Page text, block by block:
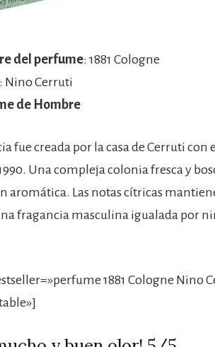
del perfume: 1881 Cologne
: Nino Cerruti
de Hombre
fue creada por la casa de Cerruti
Una compleja colonia fresca y
aromática. Las notas cítricas
fragancia masculina igualada por
1881 Cologne Nino